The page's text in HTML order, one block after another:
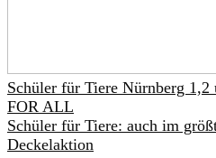
Schüler für Tiere Nürnberg
FOR ALL
Schüler für Tiere: auch im
Deckelaktion